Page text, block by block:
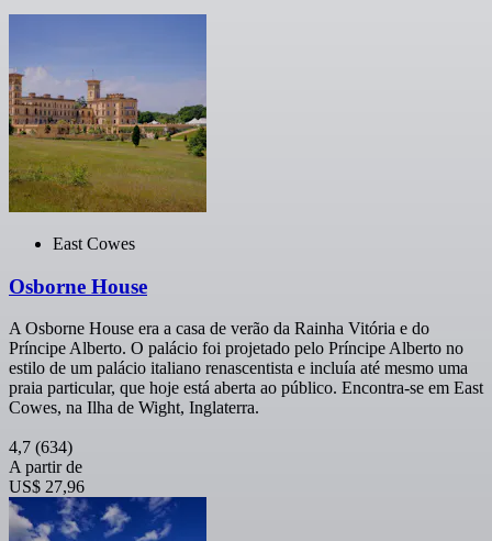
East Cowes
Osborne House
A Osborne House era a casa de verão da Rainha Vitória e do
Príncipe Alberto. O palácio foi projetado pelo Príncipe Alberto no
estilo de um palácio italiano renascentista e incluía até mesmo uma
praia particular, que hoje está aberta ao público. Encontra-se em East
Cowes, na Ilha de Wight, Inglaterra.
4,7 (634)
A partir de
US$ 27,96